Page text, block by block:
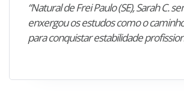
“Natural de Frei Paulo (SE), Sarah C.
enxergou os estudos como o
para conquistar estabilidade